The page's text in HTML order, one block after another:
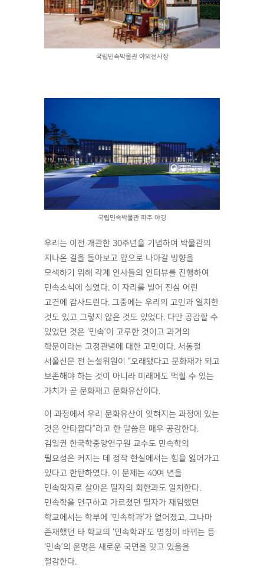
국립민속박물관 야외전시장
국립민속박물관 파주 야경
우리는 이전 개관한 30주년을 기념하여 박물관의
지나온 길을 돌아보고 앞으로 나아갈 방향을
모색하기 위해 각계 인사들의 인터뷰를 진행하여
민속소식에 실었다. 이 자리를 빌어 진심 어린
고견에 감사드린다. 그중에는 우리의 고민과 일치한
것도 있고 그렇지 않은 것도 있었다. 다만 공감할 수
있었던 것은 ‘민속’이 고루한 것이고 과거의
학문이라는 고정관념에 대한 고민이다. 서동철
서울신문 전 논설위원이 “오래됐다고 문화재가 되고
보존해야 하는 것이 아니라 미래에도 먹힐 수 있는
가치가 곧 문화재고 문화유산이다.
이 과정에서 우리 문화유산이 잊혀지는 과정에 있는
것은 안타깝다”라고 한 말씀은 매우 공감한다.
김일권 한국학중앙연구원 교수도 민속학의
필요성은 커지는 데 정작 현실에서는 힘을 잃어가고
있다고 한탄하였다. 이 문제는 40여 년을
민속학자로 살아온 필자의 회한과도 일치한다.
민속학을 연구하고 가르쳤던 필자가 재임했던
학교에서는 학부에 ‘민속학과’가 없어졌고, 그나마
존재했던 타 학교의 ‘민속학과’도 명칭이 바뀌는 등
‘민속’의 운명은 새로운 국면을 맞고 있음을
절감한다.